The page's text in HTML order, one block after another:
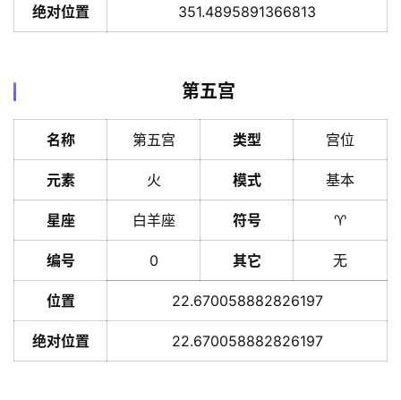
绝对位置 351.4895891366813
第五宫
名称 第五宫 类型 宫位
元素 火 模式 基本
星座 白羊座 符号 ♈️
编号 0 其它 无
位置 22.670058882826197
绝对位置 22.670058882826197